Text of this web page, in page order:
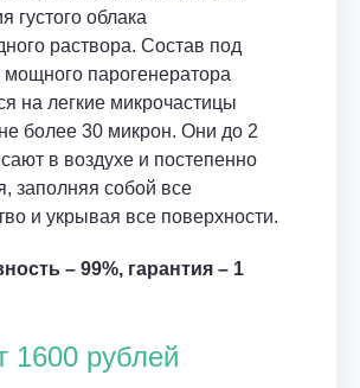
густого облака
раствора. Состав под
мощного парогенератора
на легкие микрочастицы
более 30 микрон. Они до 2
в воздухе и постепенно
заполняя собой все
и укрывая все поверхности.
– 99%, гарантия – 1
1600 рублей